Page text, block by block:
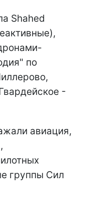
Shahed
по
-
авиация,
группы Сил